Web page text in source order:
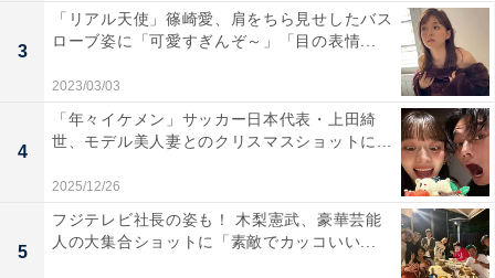
3
「リアル天使」篠崎愛、肩をちら見せしたバス
ローブ姿に「可愛すぎんぞ～」「目の表情...
2023/03/03
4
「年々イケメン」サッカー日本代表・上田綺
世、モデル美人妻とのクリスマスショットに...
2025/12/26
5
フジテレビ社長の姿も！ 木梨憲武、豪華芸能
人の大集合ショットに「素敵でカッコいい...